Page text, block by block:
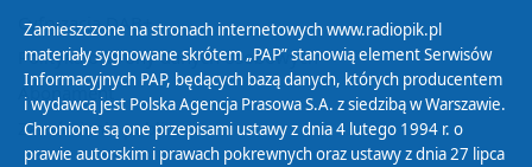
Cyfryzacja DAB+
Polityka ochrony danych osobowych
Abonament
Zamówienia publiczne
Zamieszczone na stronach internetowych www.radiopik.pl
materiały sygnowane skrótem „PAP” stanowią element Serwisów
Informacyjnych PAP, będących bazą danych, których producentem
i wydawcą jest Polska Agencja Prasowa S.A. z siedzibą w Warszawie.
Chronione są one przepisami ustawy z dnia 4 lutego 1994 r. o
prawie autorskim i prawach pokrewnych oraz ustawy z dnia 27 lipca